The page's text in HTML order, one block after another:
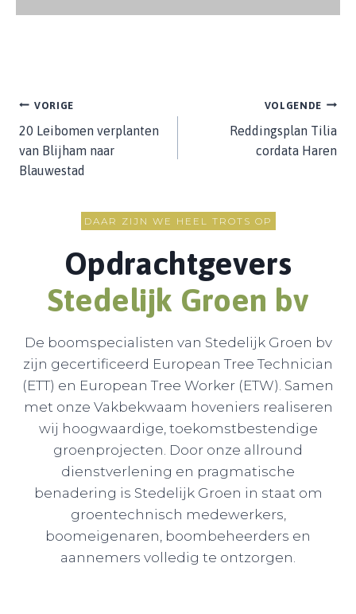
Bericht
navigatie
VORIGE
20 Leibomen verplanten
van Blijham naar
Blauwestad
VOLGENDE
Reddingsplan Tilia
cordata Haren
DAAR ZIJN WE HEEL TROTS OP
Opdrachtgevers
Stedelijk Groen bv
De boomspecialisten van Stedelijk Groen bv
zijn gecertificeerd European Tree Technician
(ETT) en European Tree Worker (ETW). Samen
met onze Vakbekwaam hoveniers realiseren
wij hoogwaardige, toekomstbestendige
groenprojecten. Door onze allround
dienstverlening en pragmatische
benadering is Stedelijk Groen in staat om
groentechnisch medewerkers,
boomeigenaren, boombeheerders en
aannemers volledig te ontzorgen.